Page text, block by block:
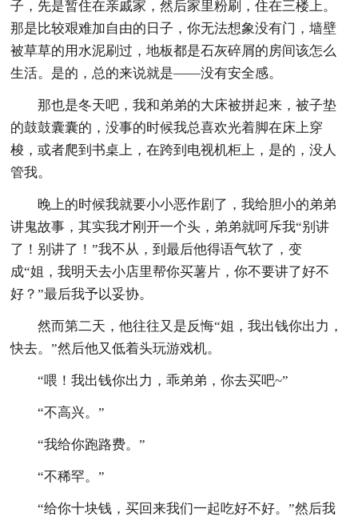
子，先是暂住在亲戚家，然后家里粉刷，住在三楼上。
那是比较艰难加自由的日子，你无法想象没有门，墙壁
被草草的用水泥刷过，地板都是石灰碎屑的房间该怎么
生活。是的，总的来说就是——没有安全感。
那也是冬天吧，我和弟弟的大床被拼起来，被子垫
的鼓鼓囊囊的，没事的时候我总喜欢光着脚在床上穿
梭，或者爬到书桌上，在跨到电视机柜上，是的，没人
管我。
晚上的时候我就要小小恶作剧了，我给胆小的弟弟
讲鬼故事，其实我才刚开一个头，弟弟就呵斥我“别讲
了！别讲了！”我不从，到最后他得语气软了，变
成“姐，我明天去小店里帮你买薯片，你不要讲了好不
好？”最后我予以妥协。
然而第二天，他往往又是反悔“姐，我出钱你出力，
快去。”然后他又低着头玩游戏机。
“喂！我出钱你出力，乖弟弟，你去买吧~”
“不高兴。”
“我给你跑路费。”
“不稀罕。”
“给你十块钱，买回来我们一起吃好不好。”然后我